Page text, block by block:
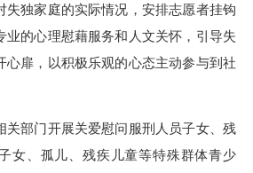
独家庭的实际情况，安排志愿者挂钩
业的心理慰藉服务和人文关怀，引导失
心扉，以积极乐观的心态主动参与到社
部门开展关爱慰问服刑人员子女、残
女、孤儿、残疾儿童等特殊群体青少